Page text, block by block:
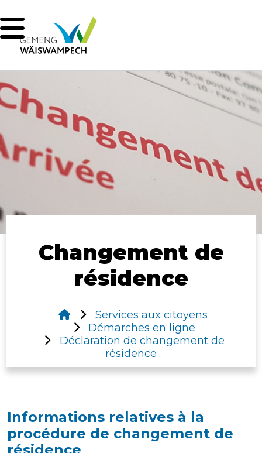
Changement de
résidence
Déclaration de changement de
résidence
Démarches en ligne
Services aux citoyens
Informations relatives à la
procédure de changement de